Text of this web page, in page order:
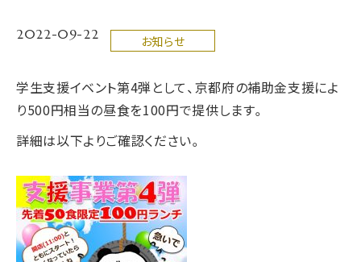
2022-09-22 お知らせ
学生支援イベント第4弾として、京都府の補助金支援によ
り500円相当の昼食を100円で提供します。
詳細は以下よりご確認ください。